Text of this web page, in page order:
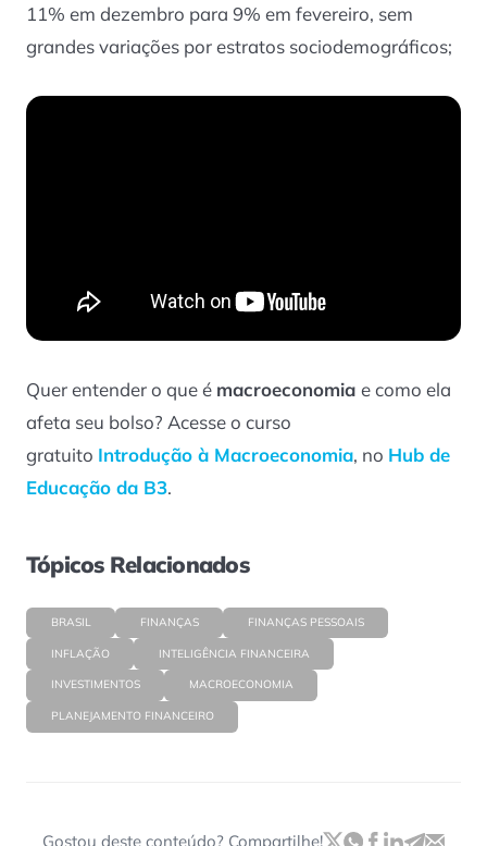
11% em dezembro para 9% em fevereiro, sem
grandes variações por estratos sociodemográficos;
Quer entender o que é macroeconomia e como ela
afeta seu bolso? Acesse o curso
gratuito Introdução à Macroeconomia, no Hub de
Educação da B3.
Tópicos Relacionados
BRASIL FINANÇAS FINANÇAS PESSOAIS
INFLAÇÃO INTELIGÊNCIA FINANCEIRA
INVESTIMENTOS MACROECONOMIA
PLANEJAMENTO FINANCEIRO
Gostou deste conteúdo? Compartilhe!